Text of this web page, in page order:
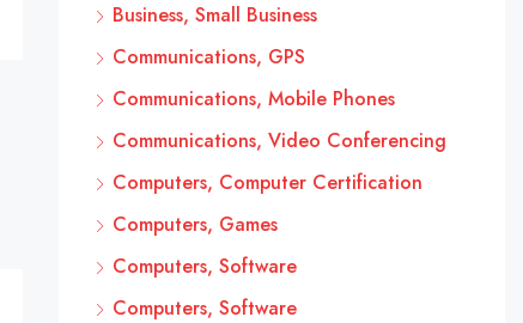
Business, Small Business
Communications, GPS
Communications, Mobile Phones
Communications, Video Conferencing
Computers, Computer Certification
Computers, Games
Computers, Software
Computers, Software